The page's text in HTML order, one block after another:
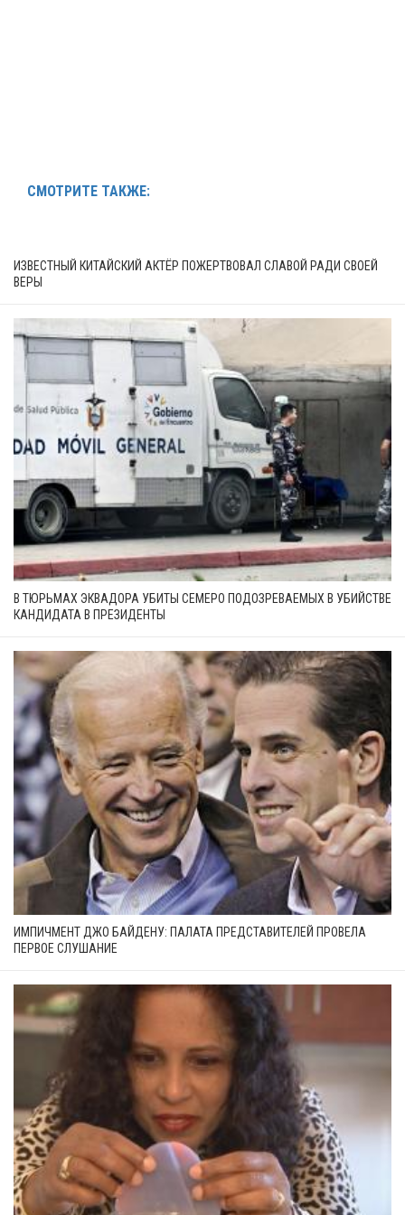
СМОТРИТЕ ТАКЖЕ:
ИЗВЕСТНЫЙ КИТАЙСКИЙ АКТЁР ПОЖЕРТВОВАЛ СЛАВОЙ РАДИ СВОЕЙ
ВЕРЫ
В ТЮРЬМАХ ЭКВАДОРА УБИТЫ СЕМЕРО ПОДОЗРЕВАЕМЫХ В УБИЙСТВЕ
КАНДИДАТА В ПРЕЗИДЕНТЫ
ИМПИЧМЕНТ ДЖО БАЙДЕНУ: ПАЛАТА ПРЕДСТАВИТЕЛЕЙ ПРОВЕЛА
ПЕРВОЕ СЛУШАНИЕ